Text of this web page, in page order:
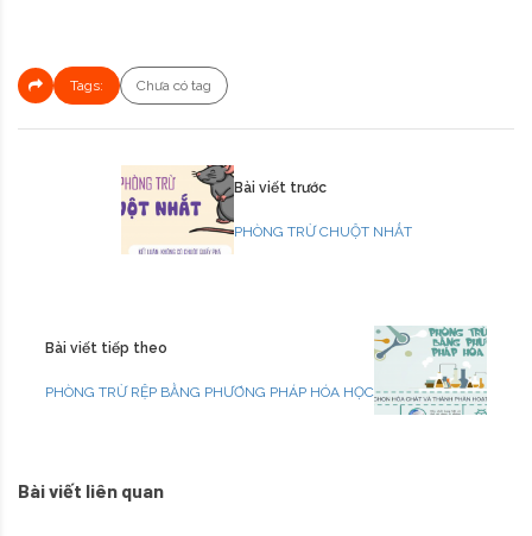
Tags: Chưa có tag
Bài viết trước
PHÒNG TRỪ CHUỘT NHẮT
Bài viết tiếp theo
PHÒNG TRỪ RỆP BẰNG PHƯƠNG PHÁP HÓA HỌC
Bài viết liên quan